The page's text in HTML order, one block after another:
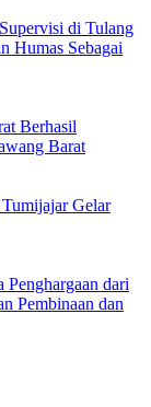
di Tulang
Humas Sebagai
Berhasil
Barat
Gelar
dari
Pembinaan dan